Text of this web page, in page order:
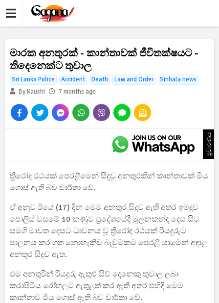
මාරක අනතුරක් - කාන්තාවක් ජීවිතක්ෂයට -
තිදෙනෙක්ට තුවාල
Sri Lanka Police Accident Death Law and Order
Sinhala news
By Kaushi
7 months ago
ප්‍රචාරණය
ත්‍රීරෝද රථයක් පෙරළීමෙන් සිදුවූ අනතුරකින් කාන්තාවක් මිය
ගොස් ඇති බව වාර්තා වේ.
ඒ අනුව ඊයේ (17) දින මෙම අනතුර සිදුව ඇති අතර ඉමදූව
පොලිස් වසමේ 10 කණුව ප්‍රදේශයේදී මුලනකන්ද දෙස සිට
සමගි මාවත දෙසට ධාවනය වූ ත්‍රීරෝද රථයක් රියදුරුට
පාලනය කර ගත නොහැකිව බෑවුමකට පෙරළී යාමෙන් අඳාළ
අනතුර සිදුව ඇත.
එම අනතුරින් රියදුරු ඇතුළු සිව් දෙනෙකු තුවාල ලබා
කරාපිටිය රෝහලට ඇතුළත් කර ඇති අතර එහිදී මෙම
කාන්තාව මිය ගොස් ඇති බව වාර්තා වේ.